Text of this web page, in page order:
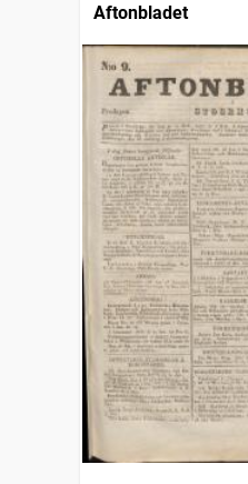
Aftonbladet